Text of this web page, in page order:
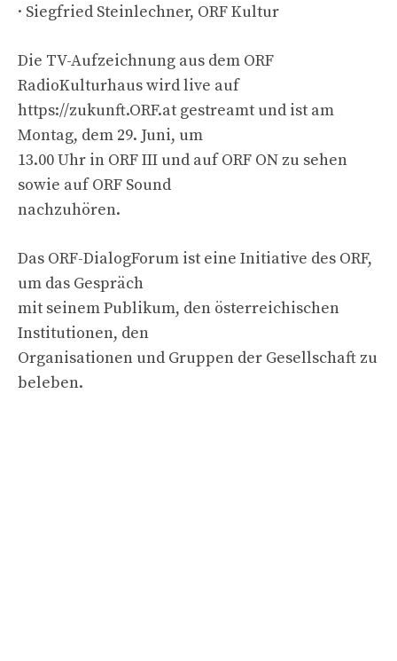
· Siegfried Steinlechner, ORF Kultur
Die TV-Aufzeichnung aus dem ORF
RadioKulturhaus wird live auf
https://zukunft.ORF.at gestreamt und ist am
Montag, dem 29. Juni, um
13.00 Uhr in ORF III und auf ORF ON zu sehen
sowie auf ORF Sound
nachzuhören.
Das ORF-DialogForum ist eine Initiative des ORF,
um das Gespräch
mit seinem Publikum, den österreichischen
Institutionen, den
Organisationen und Gruppen der Gesellschaft zu
beleben.